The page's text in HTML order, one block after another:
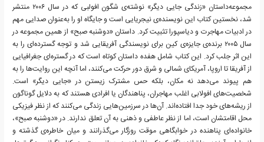
مجموعه‌داستان «زندگی جایی دیگر» نوشته‌ی شگون افولبی که در سال ۲۰۰۶ منتشر
شد، نخستین کتاب این نویسنده‌ی نیجریایی است و جایگاه او را به‌عنوان صدایی مهم
در ادبیات مهاجرت و دیاسپورا تثبیت کرد. داستان «دوشنبه صبح» از همین مجموعه در
سال ۲۰۰۵ برنده‌ی جایزه‌ی کین برای نویسندگی آفریقایی شد و توجه گسترده‌ای را به
این اثر جلب کرد. این کتاب شامل هفده داستان کوتاه است که در گستره‌ای جغرافیایی
از آفریقا تا اروپا، آمریکای شمالی و شرق دور حرکت می‌کنند، اما آنچه این روایت‌ها را به
هم پیوند می‌دهد نه مکان، بلکه حس مشترک زیستن در «جایی دیگر» است.
شخصیت‌های افولابی اغلب مهاجران، پناهندگان یا افرادی هستند که به دلایل گوناگون
از ریشه‌های خود جدا افتاده‌اند. آن‌ها در سرزمین‌هایی زندگی می‌کنند که از نظر فیزیکی
محل اقامتشان است، اما از نظر عاطفی و ذهنی به آن تعلق ندارند. در «دوشنبه صبح»،
خانواده‌ای پناهنده در خوابگاهی موقت روزگار می‌گذرانند و میان خاطره‌ی گذشته و